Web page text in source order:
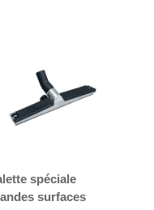
spéciale
surfaces